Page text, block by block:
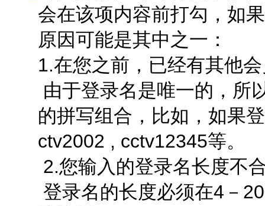
会在该项内容前打勾，如
原因可能是其中之一：
1.在您之前，已经有其他
由于登录名是唯一的，所
的拼写组合，比如，如果
ctv2002 , cctv12345等。
2.您输入的登录名长度不
登录名的长度必须在4－